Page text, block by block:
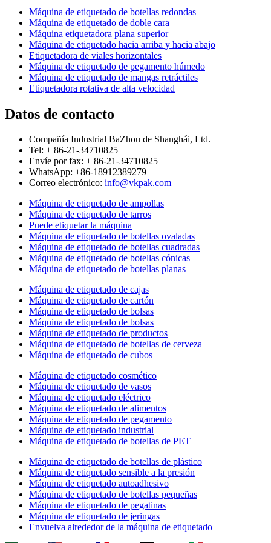
Máquina de etiquetado de botellas redondas
Máquina de etiquetado de doble cara
Máquina etiquetadora plana superior
Máquina de etiquetado hacia arriba y hacia abajo
Etiquetadora de viales horizontales
Máquina de etiquetado de pegamento húmedo
Máquina de etiquetado de mangas retráctiles
Etiquetadora rotativa de alta velocidad
Datos de contacto
Compañía Industrial BaZhou de Shanghái, Ltd.
Tel: + 86-21-34710825
Envíe por fax: + 86-21-34710825
WhatsApp: +86-18912389279
Correo electrónico: info@vkpak.com
Máquina de etiquetado de ampollas
Máquina de etiquetado de tarros
Puede etiquetar la máquina
Máquina de etiquetado de botellas ovaladas
Máquina de etiquetado de botellas cuadradas
Máquina de etiquetado de botellas cónicas
Máquina de etiquetado de botellas planas
Máquina de etiquetado de cajas
Máquina de etiquetado de cartón
Máquina de etiquetado de bolsas
Máquina de etiquetado de bolsas
Máquina de etiquetado de productos
Máquina de etiquetado de botellas de cerveza
Máquina de etiquetado de cubos
Máquina de etiquetado cosmético
Máquina de etiquetado de vasos
Máquina de etiquetado eléctrico
Máquina de etiquetado de alimentos
Máquina de etiquetado de pegamento
Máquina de etiquetado industrial
Máquina de etiquetado de botellas de PET
Máquina de etiquetado de botellas de plástico
Máquina de etiquetado sensible a la presión
Máquina de etiquetado autoadhesivo
Máquina de etiquetado de botellas pequeñas
Máquina de etiquetado de pegatinas
Máquina de etiquetado de jeringas
Envuelva alrededor de la máquina de etiquetado